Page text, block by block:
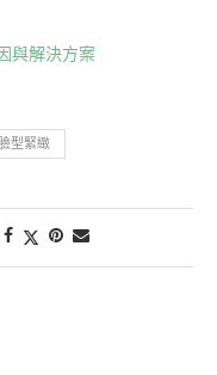
與解決方案
型緊緻